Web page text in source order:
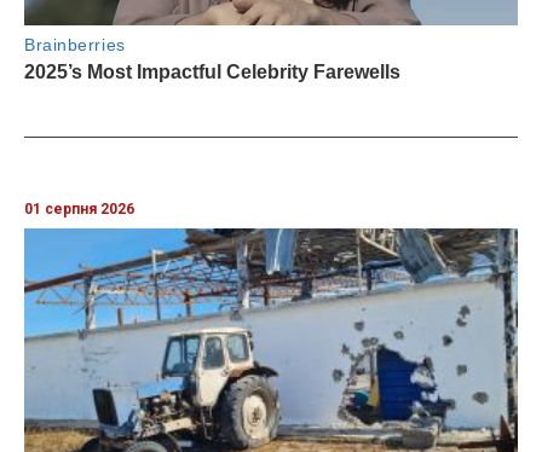
01 серпня 2026